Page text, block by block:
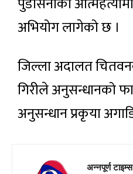
अभियोग लागेको छ ।
जिल्ला अदालत
गिरीले अनुसन्धानको
अनुसन्धान प्रकृया
अन्नपूर्ण टाइम्स